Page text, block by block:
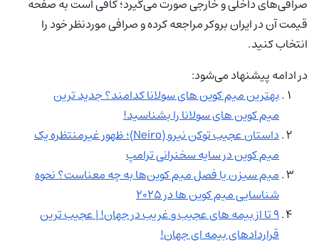
صرافی‌های داخلی و خارجی صورت می‌گیرد؛ کافی است به صفحه
قیمت آن در ایران بروکر مراجعه کرده و صرافی موردنظر خود را
انتخاب کنید.
در ادامه پیشنهاد می‌شود:
بهترین میم کوین های سولانا کدامند؟ جدید ترین
میم کوین های سولانا را بشناسید!
داستان عجیب توکن نیرو (Neiro)؛ ظهور غیرمنتظره یک
میم کوین در سایه سخنرانی ترامپ
میم سیزن یا فصل میم کوین‌ها به چه معناست؟ نحوه
شناسایی میم کوین ها در ۲۰۲۵
۹ تا از بیمه های عجیب و غریب در جهان! | عجیب ترین
قراردادهای بیمه ای جهان!